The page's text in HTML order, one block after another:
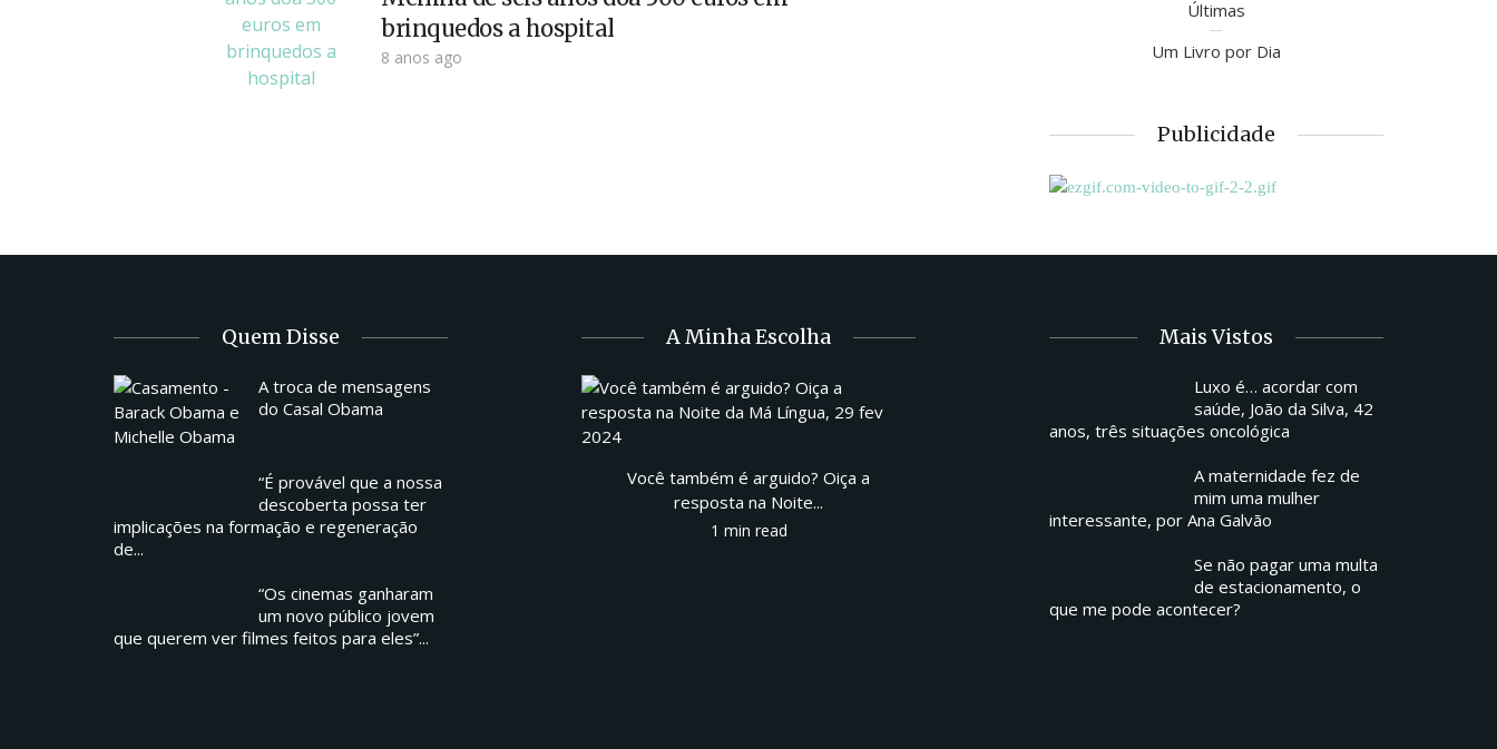
brinquedos a hospital
8 anos ago
Últimas
Um Livro por Dia
Publicidade
Quem Disse
A troca de mensagens
do Casal Obama
“É provável que a nossa
descoberta possa ter
implicações na formação e regeneração
de...
“Os cinemas ganharam
um novo público jovem
que querem ver filmes feitos para eles”...
A Minha Escolha
Você também é arguido? Oiça a
resposta na Noite...
1 min read
Mais Vistos
Luxo é… acordar com
saúde, João da Silva, 42
anos, três situações oncológica
A maternidade fez de
mim uma mulher
interessante, por Ana Galvão
Se não pagar uma multa
de estacionamento, o
que me pode acontecer?